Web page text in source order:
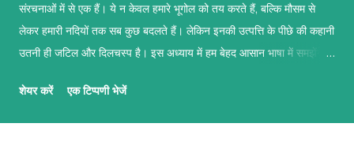
संरचनाओं में से एक हैं। ये न केवल हमारे भूगोल को तय करते हैं, बल्कि मौसम से
लेकर हमारी नदियों तक सब कुछ बदलते हैं। लेकिन इनकी उत्पत्ति के पीछे की कहानी
उतनी ही जटिल और दिलचस्प है। इस अध्याय में हम बेहद आसान भाषा में समझेंगे
जन्म कैसे होता है।" पर्वतों के निर्माण पर्वतों के निर्माण का मुख्य आधार टेक्टोनिक
शेयर करें एक टिप्पणी भेजें